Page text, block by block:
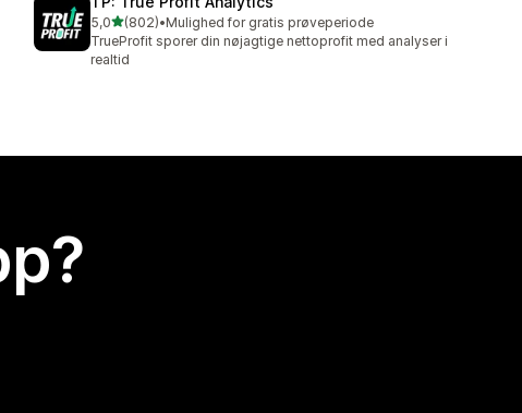
5,0ud af 5 stjerner
(802)
802 anmeldelser i alt
•Mulighed for gratis prøveperiode
TrueProfit sporer din nøjagtige nettoprofit med analyser i
realtid